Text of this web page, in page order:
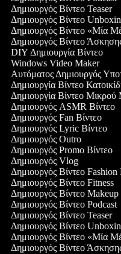
Δημιουργός Βίντεο Teaser
Δημιουργός Βίντεο
Δημιουργός Βίντεο «Μία
Δημιουργός Βίντεο Άσκησης
DIY Δημιουργία Βίντεο
Windows Video Maker
Αυτόματος Δημιουργός
Δημιουργία Βίντεο
Δημιουργία Βίντεο Μικρού
Δημιουργός ASMR Βίντεο
Δημιουργός Fan Βίντεο
Δημιουργός Lyric Βίντεο
Δημιουργός Outro
Δημιουργός Promo Βίντεο
Δημιουργός Vlog
Δημιουργός Βίντεο Fashion
Δημιουργός Βίντεο Fitness
Δημιουργός Βίντεο Makeup
Δημιουργός Βίντεο Podcast
Δημιουργός Βίντεο Teaser
Δημιουργός Βίντεο
Δημιουργός Βίντεο «Μία
Δημιουργός Βίντεο Άσκησης